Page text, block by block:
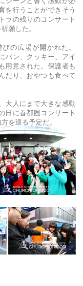
を行うことができそう
ラの残りのコンサート
願した。
の広場が開かれた。
パン、クッキー、アイ
用意された。保護者も
だり、おやつも食べて
大人にまで大きな感動
日に首都圏コンサート
を巡る予定だ。